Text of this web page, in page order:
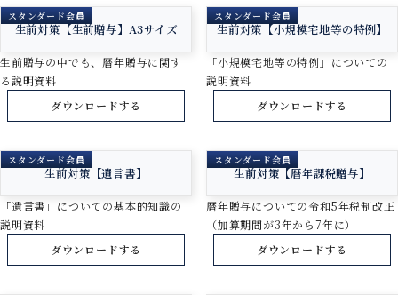
スタンダード会員
生前対策【生前贈与】A3サイズ
生前贈与の中でも、暦年贈与に関す
る説明資料
ダウンロードする
スタンダード会員
生前対策【小規模宅地等の特例】
「小規模宅地等の特例」についての
説明資料
ダウンロードする
スタンダード会員
生前対策【遺言書】
「遺言書」についての基本的知識の
説明資料
ダウンロードする
スタンダード会員
生前対策【暦年課税贈与】
暦年贈与についての令和5年税制改正
（加算期間が3年から7年に）
ダウンロードする